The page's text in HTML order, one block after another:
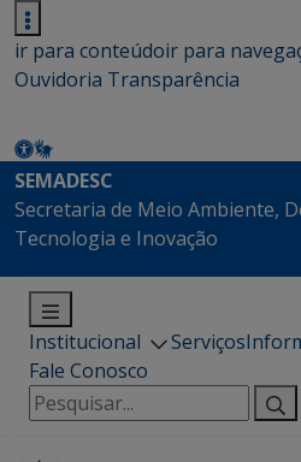
ir para conteúdoir para
Ouvidoria Transparência
SEMADESC
Secretaria de Meio Ambiente,
Tecnologia e Inovação
Institucional Serviços
Fale Conosco
Pesquisar
por: